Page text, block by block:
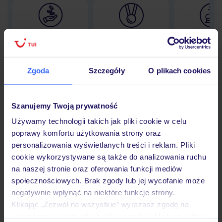
Zgoda Szczegóły O plikach cookies
Szanujemy Twoją prywatność
Używamy technologii takich jak pliki cookie w celu
poprawy komfortu użytkowania strony oraz
personalizowania wyświetlanych treści i reklam. Pliki
cookie wykorzystywane są także do analizowania ruchu
na naszej stronie oraz oferowania funkcji mediów
społecznościowych. Brak zgody lub jej wycofanie może
negatywnie wpłynąć na niektóre funkcje strony.
Klikając „Zezwól na wszystkie” wyrażasz zgodę na
Lider niskich cen
Największe biuro
30 lat w
Hotel
Opinie
Pokoje